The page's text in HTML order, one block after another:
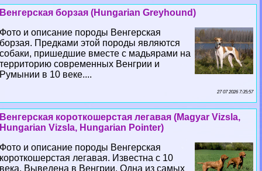
Венгерская борзая (Hungarian Greyhound)
Фото и описание породы Венгерская
борзая. Предками этой породы являются
собаки, пришедшие вместе с мадьярами на
территорию современных Венгрии и
Румынии в 10 веке....
27 07 2026 7:35:57
Венгерская короткошерстая легавая (Magyar Vizsla,
Hungarian Vizsla, Hungarian Pointer)
Фото и описание породы Венгерская
короткошерстая легавая. Известна с 10
века. Выведена в Венгрии. Одна из самых